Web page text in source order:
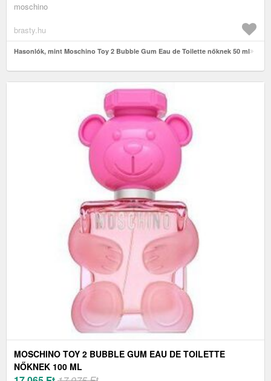
moschino
brasty.hu
Hasonlók, mint Moschino Toy 2 Bubble Gum Eau de Toilette nőknek 50 ml
MOSCHINO TOY 2 BUBBLE GUM EAU DE TOILETTE
NŐKNEK 100 ML